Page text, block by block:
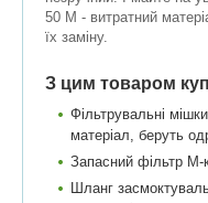
50 M - витратний
їх заміну.
З цим товаром
Фільтрувальні
матеріал, беруть
Запасний фільтр M-
Шланг